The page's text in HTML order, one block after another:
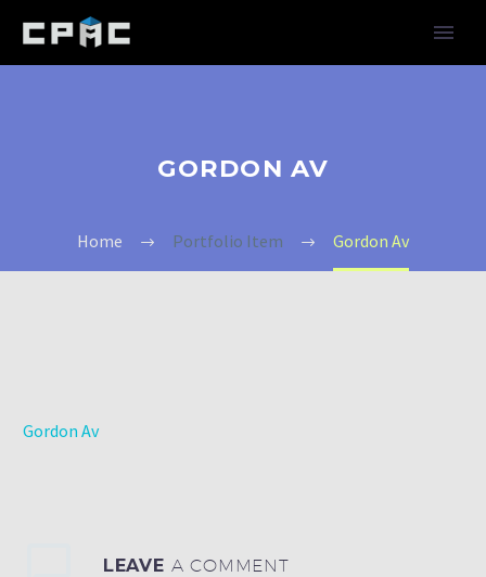
GORDON AV
Home Portfolio Item Gordon Av
Gordon Av
LEAVE A COMMENT